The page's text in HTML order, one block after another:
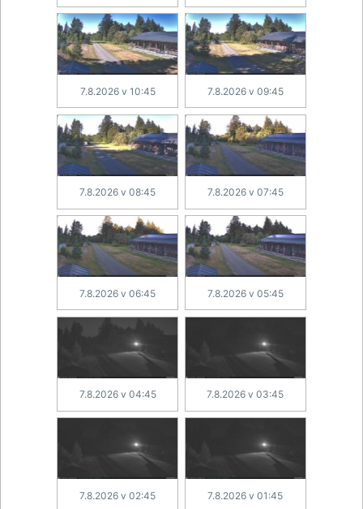
7.8.2026 v 10:45 7.8.2026 v 09:45
7.8.2026 v 08:45 7.8.2026 v 07:45
7.8.2026 v 06:45 7.8.2026 v 05:45
7.8.2026 v 04:45 7.8.2026 v 03:45
7.8.2026 v 02:45 7.8.2026 v 01:45